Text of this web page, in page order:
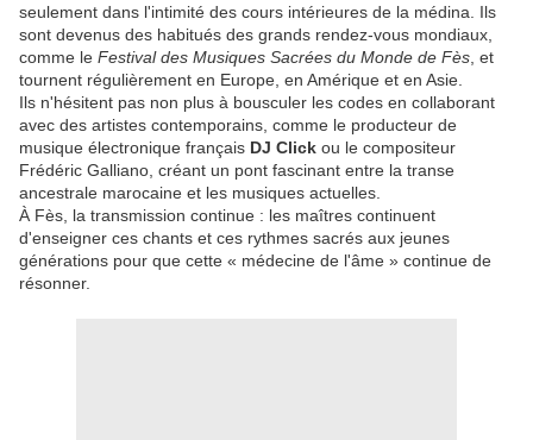
seulement dans l'intimité des cours intérieures de la médina. Ils
sont devenus des habitués des grands rendez-vous mondiaux,
comme le Festival des Musiques Sacrées du Monde de Fès , et
tournent régulièrement en Europe, en Amérique et en Asie.
​Ils n'hésitent pas non plus à bousculer les codes en collaborant
avec des artistes contemporains, comme le producteur de
musique électronique français DJ Click ou le compositeur
Frédéric Galliano, créant un pont fascinant entre la transe
ancestrale marocaine et les musiques actuelles.
​À Fès, la transmission continue : les maîtres continuent
d'enseigner ces chants et ces rythmes sacrés aux jeunes
générations pour que cette « médecine de l'âme » continue de
résonner.